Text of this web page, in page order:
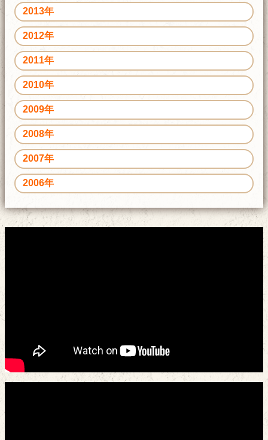
2013年
2012年
2011年
2010年
2009年
2008年
2007年
2006年